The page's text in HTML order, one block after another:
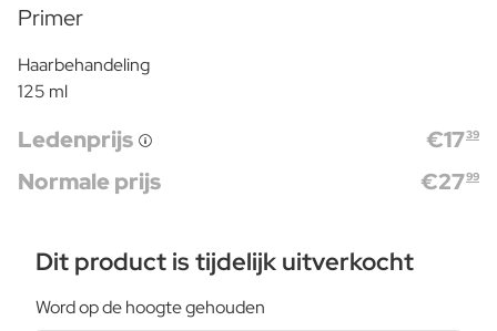
Primer
Haarbehandeling
125 ml
Ledenprijs €1739
Normale prijs €2799
Dit product is tijdelijk uitverkocht
Word op de hoogte gehouden